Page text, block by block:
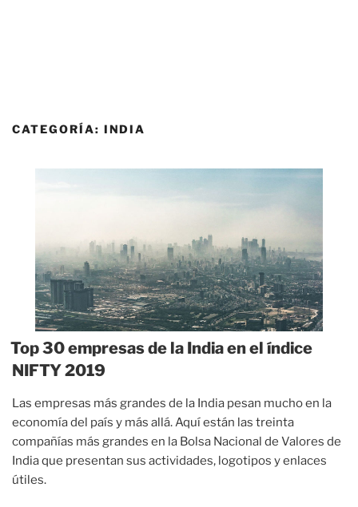
CATEGORÍA: INDIA
Top 30 empresas de la India en el índice
NIFTY 2019
Las empresas más grandes de la India pesan mucho en la
economía del país y más allá. Aquí están las treinta
compañías más grandes en la Bolsa Nacional de Valores de
India que presentan sus actividades, logotipos y enlaces
útiles.